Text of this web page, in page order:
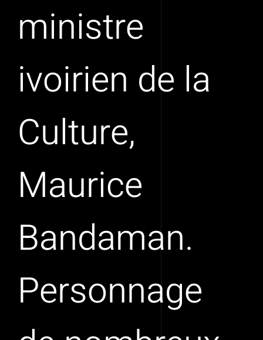
ministre
ivoirien de la
Culture,
Maurice
Bandaman.
Personnage